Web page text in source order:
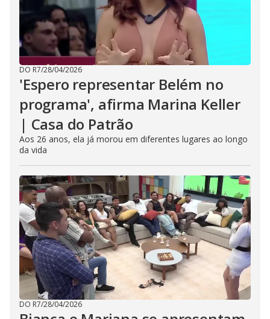
DO R7/28/04/2026
'Espero representar Belém no
programa', afirma Marina Keller
| Casa do Patrão
Aos 26 anos, ela já morou em diferentes lugares ao longo
da vida
DO R7/28/04/2026